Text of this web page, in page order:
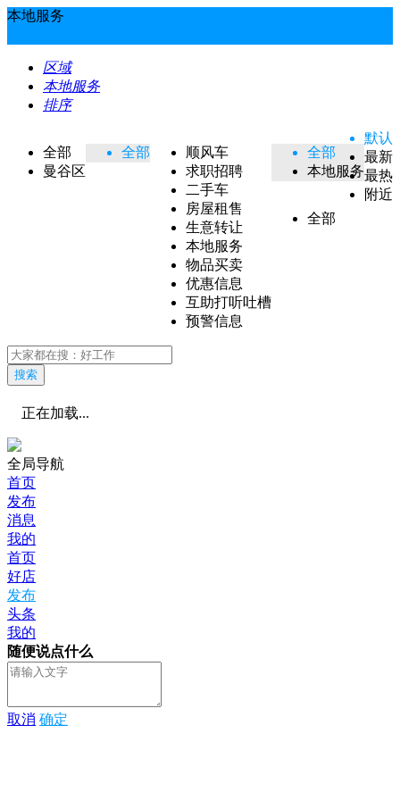
本地服务
区域
本地服务
排序
全部
曼谷区
全部
顺风车
求职招聘
二手车
房屋租售
生意转让
本地服务
物品买卖
优惠信息
互助打听吐槽
预警信息
全部
本地服务
全部
默认
最新
最热
附近
搜索
正在加载...
全局导航
首页
发布
消息
我的
首页
好店
发布
头条
我的
随便说点什么
取消 确定